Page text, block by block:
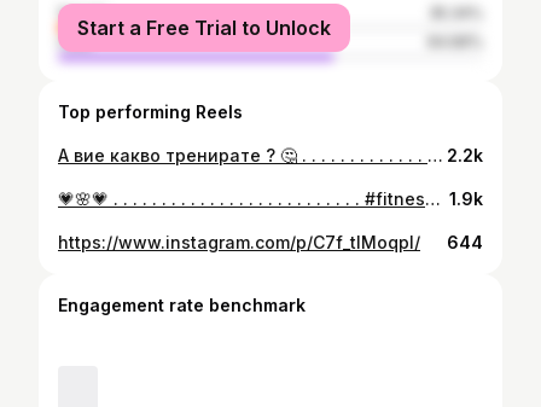
female
male
Start a Free Trial to Unlock
Top performing Reels
А вие какво тренирате ? 🤔 . . . . . . . . . . . . . . . . . . . . . . . . . . #fitness #helty #yoga #workout #model ##influencerunder10k #bginfluencerstyle #motivation #gymmotivation #gym #mylife #workhard #discoveredudnder20k 2.2k
💗🌸💗 . . . . . . . . . . . . . . . . . . . . . . . . . . #fitnessmotivation #gymgirl #workout #bootychallenge #gym #lifeisgood #natural #messyhair #getfit #fitness #workwithme #likeme #sofia #bulgaria #discoveredudnder20K #fitoutfit #outfitoftheday #outfitfitness #fitnessgirl #fitnessgoals #influencerunder10k #macroinfluencer #microinfluencer #dmforpromo #dmforcollab 1.9k
https://www.instagram.com/p/C7f_tlMoqpl/ 644
Engagement rate benchmark